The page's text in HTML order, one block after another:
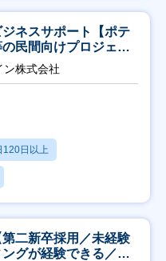
ネスサポート【ポテ
民間向けプロジェク
ン株式会社
120日以上
二新卒採用／未経験
グが経験できる／研